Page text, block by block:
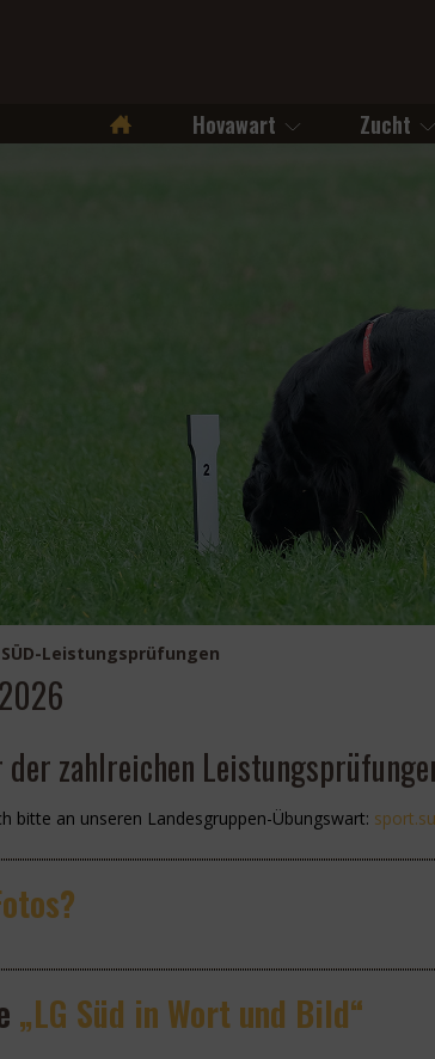
StartseiteHovawart Zucht
SÜD-Leistungsprüfungen
der zahlreichen
bitte an unseren Landesgruppen-Übungswart: us.tr
ops
„LG Süd in Wort und Bild“